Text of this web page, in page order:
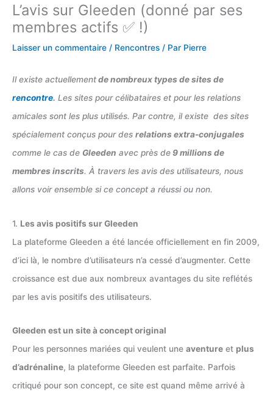
L’avis sur Gleeden (donné par ses
membres actifs ✅ !)
Laisser un commentaire / Rencontres / Par Pierre
Il existe actuellementde nombreux types de sites de
rencontre. Les sites pour célibataires et pour les relations
amicales sont les plus utilisés. Par contre, il existe des sites
spécialement conçus pour des relations extra-conjugales
comme le cas de Gleeden avec près de9 millions de
membres inscrits. À travers les avis des utilisateurs, nous
allons voir ensemble si ce concept a réussi ou non.
1. Les avis positifs sur Gleeden
La plateforme Gleeden a été lancée officiellement en fin 2009,
d’ici là, le nombre d’utilisateurs n’a cessé d’augmenter. Cette
croissance est due aux nombreux avantages du site reflétés
par les avis positifs des utilisateurs.
Gleeden est un site à concept original
Pour les personnes mariées qui veulent une aventure et plus
d’adrénaline, la plateforme Gleeden est parfaite. Parfois
critiqué pour son concept, ce site est quand même arrivé à